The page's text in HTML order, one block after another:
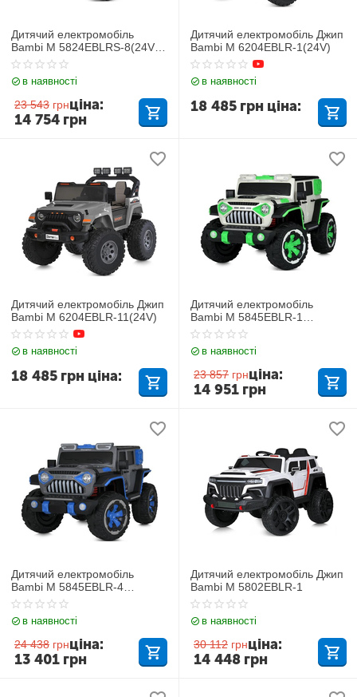
Дитячий електромобіль
Bambi M 5824EBLRS-8(24V)
Jeep
в наявності
23 543 грн
14 754 грн
ціна:
Дитячий електромобіль Джип
Bambi M 6204EBLR-1(24V)
в наявності
18 485 грн ціна:
Дитячий електромобіль Джип
Bambi M 6204EBLR-11(24V)
в наявності
18 485 грн ціна:
Дитячий електромобіль
Bambi M 5845EBLR-1
Mercedes
в наявності
23 857 грн
14 951 грн
ціна:
Дитячий електромобіль
Bambi M 5845EBLR-4
Mercedes
в наявності
24 438 грн
13 401 грн
ціна:
Дитячий електромобіль Джип
Bambi M 5802EBLR-1
в наявності
30 112 грн
14 448 грн
ціна: